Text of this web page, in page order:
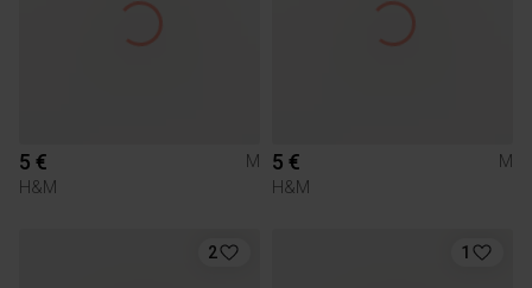
5 €
M
H&M
5 €
M
H&M
2 1